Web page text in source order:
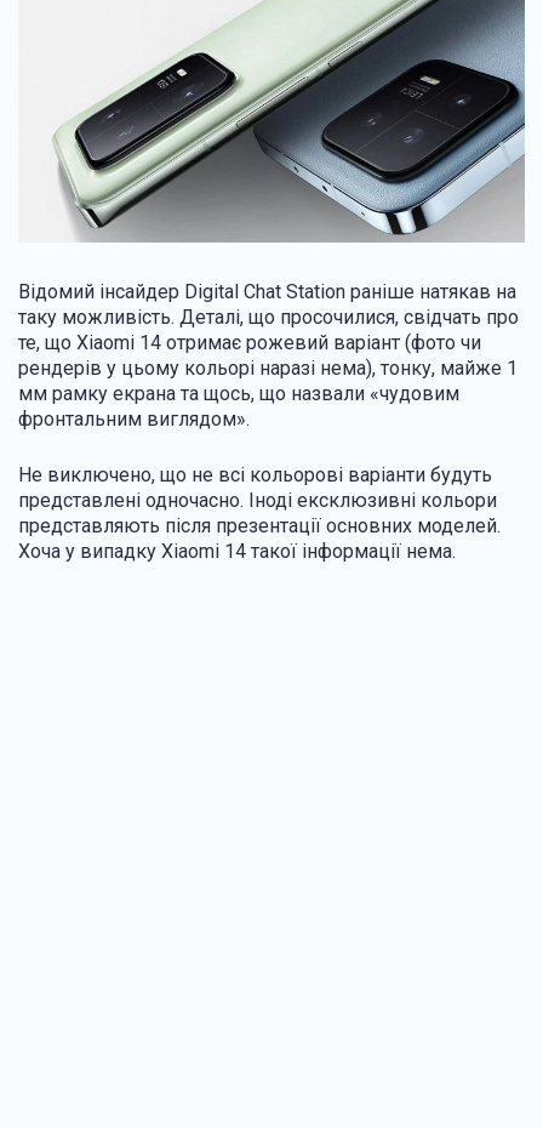
Відомий інсайдер Digital Chat Station раніше натякав на
таку можливість. Деталі, що просочилися, свідчать про
те, що Xiaomi 14 отримає рожевий варіант (фото чи
рендерів у цьому кольорі наразі нема), тонку, майже 1
мм рамку екрана та щось, що назвали «чудовим
фронтальним виглядом».
Не виключено, що не всі кольорові варіанти будуть
представлені одночасно. Іноді ексклюзивні кольори
представляють після презентації основних моделей.
Хоча у випадку Xiaomi 14 такої інформації нема.